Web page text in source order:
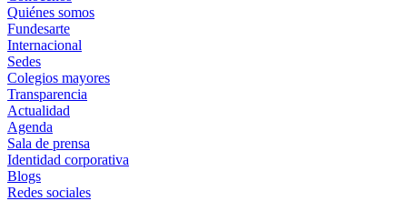
Quiénes somos
Fundesarte
Internacional
Sedes
Colegios mayores
Transparencia
Actualidad
Agenda
Sala de prensa
Identidad corporativa
Blogs
Redes sociales